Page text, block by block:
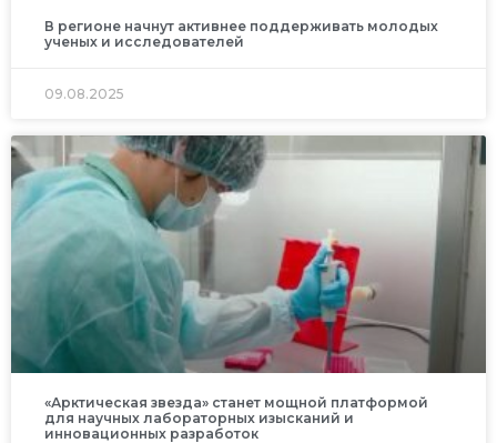
В регионе начнут активнее поддерживать молодых
ученых и исследователей
09.08.2025
«Арктическая звезда» станет мощной платформой
для научных лабораторных изысканий и
инновационных разработок